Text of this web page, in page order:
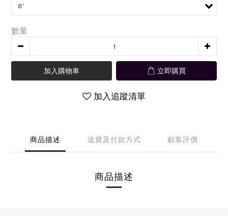
數量
加入購物車 立即購買
加入追蹤清單
商品描述 送貨及付款方式 顧客評價
商品描述